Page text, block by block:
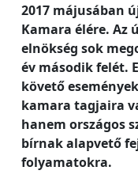
2017 májusában
Kamara élére. Az
elnökség sok
év második felét.
követő
kamara tagjaira
hanem országos
bírnak alapvető
folyamatokra.